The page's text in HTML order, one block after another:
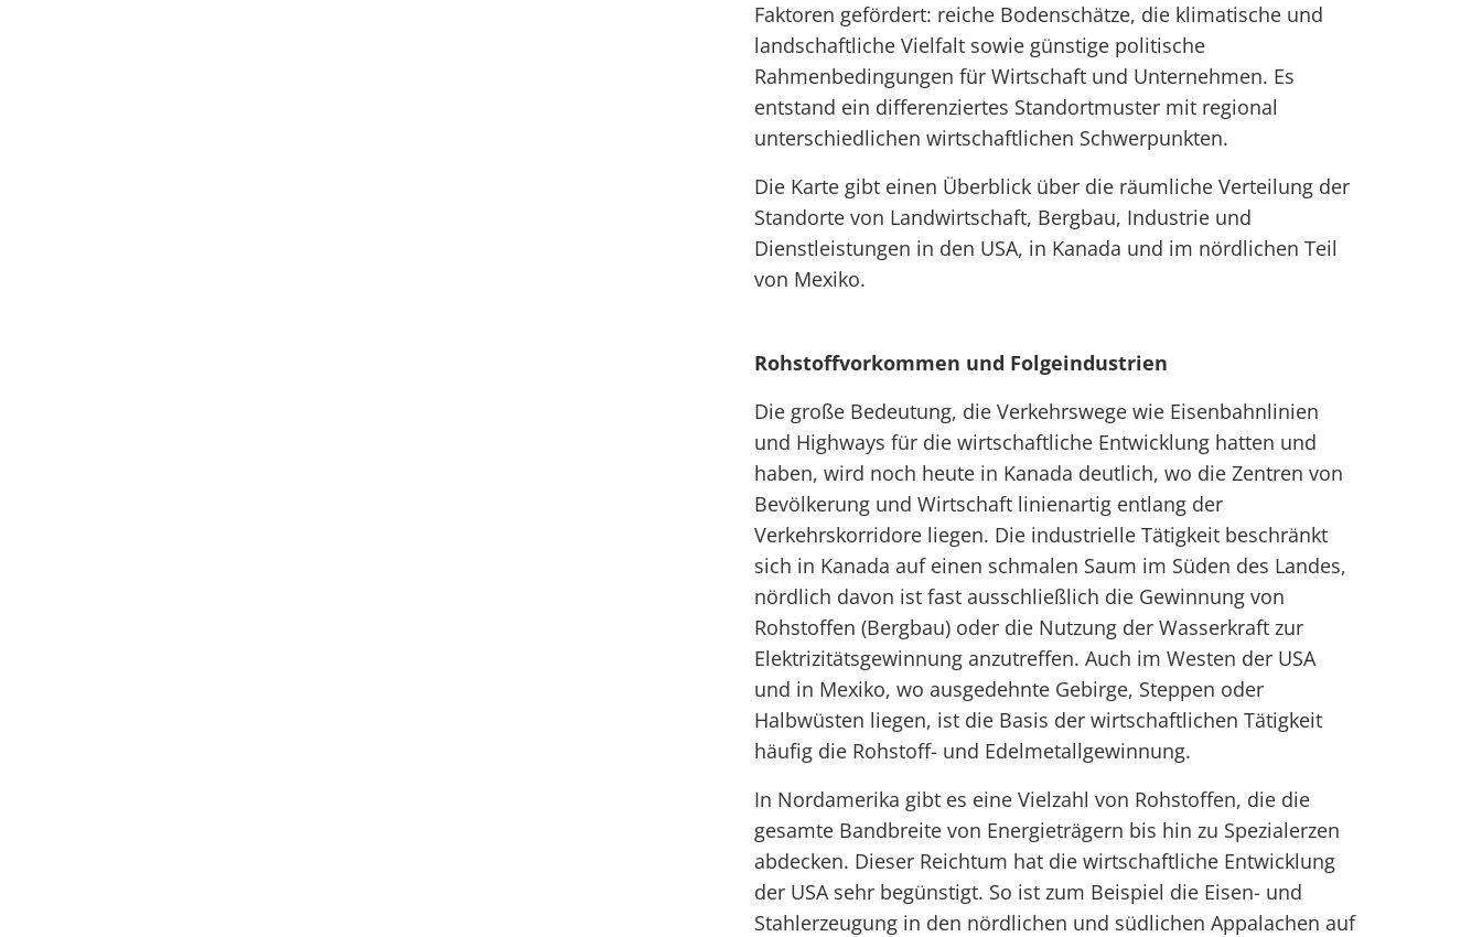
Faktoren gefördert: reiche Bodenschätze, die klimatische und
landschaftliche Vielfalt sowie günstige politische
Rahmenbedingungen für Wirtschaft und Unternehmen. Es
entstand ein differenziertes Standortmuster mit regional
unterschiedlichen wirtschaftlichen Schwerpunkten.
Die Karte gibt einen Überblick über die räumliche Verteilung der
Standorte von Landwirtschaft, Bergbau, Industrie und
Dienstleistungen in den USA, in Kanada und im nördlichen Teil
von Mexiko.
Rohstoffvorkommen und Folgeindustrien
Die große Bedeutung, die Verkehrswege wie Eisenbahnlinien
und Highways für die wirtschaftliche Entwicklung hatten und
haben, wird noch heute in Kanada deutlich, wo die Zentren von
Bevölkerung und Wirtschaft linienartig entlang der
Verkehrskorridore liegen. Die industrielle Tätigkeit beschränkt
sich in Kanada auf einen schmalen Saum im Süden des Landes,
nördlich davon ist fast ausschließlich die Gewinnung von
Rohstoffen (Bergbau) oder die Nutzung der Wasserkraft zur
Elektrizitätsgewinnung anzutreffen. Auch im Westen der USA
und in Mexiko, wo ausgedehnte Gebirge, Steppen oder
Halbwüsten liegen, ist die Basis der wirtschaftlichen Tätigkeit
häufig die Rohstoff- und Edelmetallgewinnung.
In Nordamerika gibt es eine Vielzahl von Rohstoffen, die die
gesamte Bandbreite von Energieträgern bis hin zu Spezialerzen
abdecken. Dieser Reichtum hat die wirtschaftliche Entwicklung
der USA sehr begünstigt. So ist zum Beispiel die Eisen- und
Stahlerzeugung in den nördlichen und südlichen Appalachen auf